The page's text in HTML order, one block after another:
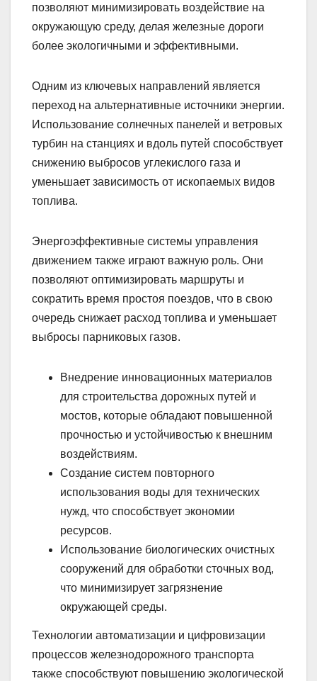
позволяют минимизировать воздействие на
окружающую среду, делая железные дороги
более экологичными и эффективными.
Одним из ключевых направлений является
переход на альтернативные источники энергии.
Использование солнечных панелей и ветровых
турбин на станциях и вдоль путей способствует
снижению выбросов углекислого газа и
уменьшает зависимость от ископаемых видов
топлива.
Энергоэффективные системы управления
движением также играют важную роль. Они
позволяют оптимизировать маршруты и
сократить время простоя поездов, что в свою
очередь снижает расход топлива и уменьшает
выбросы парниковых газов.
Внедрение инновационных материалов
для строительства дорожных путей и
мостов, которые обладают повышенной
прочностью и устойчивостью к внешним
воздействиям.
Создание систем повторного
использования воды для технических
нужд, что способствует экономии
ресурсов.
Использование биологических очистных
сооружений для обработки сточных вод,
что минимизирует загрязнение
окружающей среды.
Технологии автоматизации и цифровизации
процессов железнодорожного транспорта
также способствуют повышению экологической